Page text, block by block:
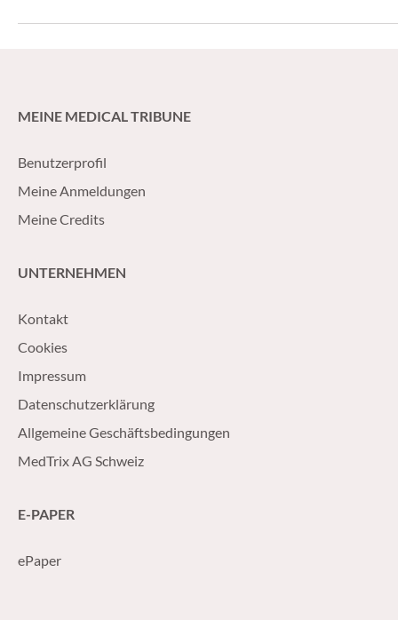
MEINE MEDICAL TRIBUNE
Benutzerprofil
Meine Anmeldungen
Meine Credits
UNTERNEHMEN
Kontakt
Cookies
Impressum
Datenschutzerklärung
Allgemeine Geschäftsbedingungen
MedTrix AG Schweiz
E-PAPER
ePaper